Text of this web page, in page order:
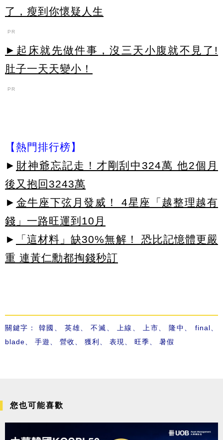
了，瘦到你懷疑人生
PR
►起床就先做件事，沒三天小腹就不見了!
肚子一天天變小！
PR
【熱門排行榜】
► 財神爺忘記走！才剛刮中324萬 他2個月
後又抱回3243萬
► 金牛座下弦月發威！ 4星座「越整理越有
錢」一路旺運到10月
►
「這材料」缺30%無解！ 恐比記憶體更嚴
重 連黃仁勳都掏錢秒訂
關鍵字： 韓國 、英雄 、不滅 上線 上市 隆中 final
blade
手遊 營收 獲利 表現 旺季 暑假
您也可能喜歡